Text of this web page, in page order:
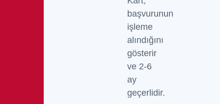
başvurunun
işleme
alındığını
gösterir
ve 2-6
ay
geçerlidir.